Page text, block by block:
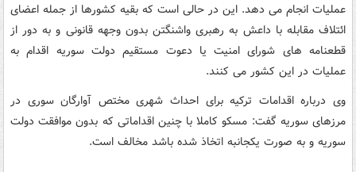
عملیات انجام می دهد. این در حالی است که بقیه کشورها از جمله اعضای
ائتلاف مقابله با داعش به رهبری واشنگتن بدون وجهه قانونی و به دور از
قطعنامه های شورای امنیت یا دعوت مستقیم دولت سوریه اقدام به
عملیات در این کشور می کنند.
وی درباره اقدامات ترکیه برای احداث شهری مختص آوارگان سوری در
مرزهای سوریه گفت: مسکو کاملا با چنین اقداماتی که بدون موافقت دولت
سوریه و به صورت یکجانبه اتخاذ شده باشد مخالف است.